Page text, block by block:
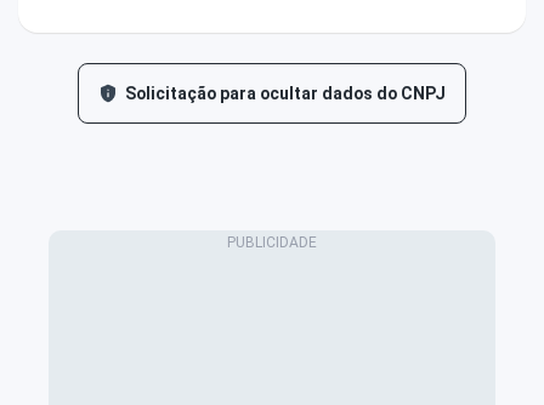
Solicitação para ocultar dados do CNPJ